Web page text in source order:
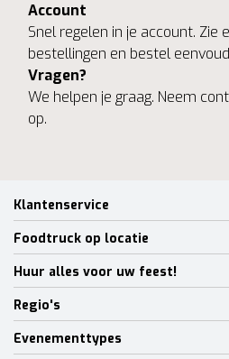
Account
Snel regelen in je account. Zie
bestellingen en bestel
Vragen?
We helpen je graag. Neem
op.
Klantenservice
Foodtruck op locatie
Huur alles voor uw feest!
Regio's
Evenementtypes